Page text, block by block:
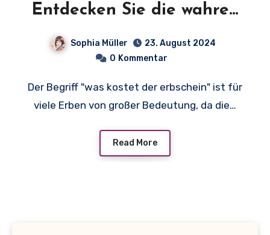
Entdecken Sie die wahren
Kosten und Gebühren!
Sophia Müller
23. August 2024
0 Kommentar
Der Begriff "was kostet der erbschein" ist für
viele Erben von großer Bedeutung, da die…
Read More